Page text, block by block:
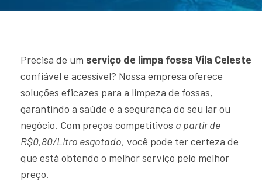
Precisa de um serviço de limpa fossa Vila Celeste
confiável e acessível? Nossa empresa oferece
soluções eficazes para a limpeza de fossas,
garantindo a saúde e a segurança do seu lar ou
negócio. Com preços competitivos a partir de
R$0,80/Litro esgotado, você pode ter certeza de
que está obtendo o melhor serviço pelo melhor
preço.